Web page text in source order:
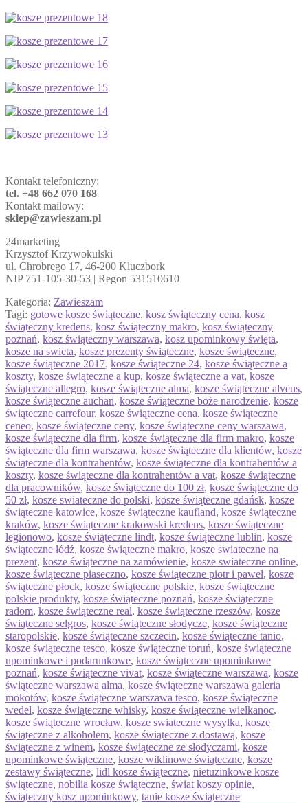
Kontakt telefoniczny:
tel. +48 662 070 168
Kontakt mailowy:
sklep@zawieszam.pl
24marketing
Krzysztof Krzywokulski
ul. Chrobrego 17, 46-200 Kluczbork
NIP 751-105-30-53 | Regon 531510610
Kategoria: Zawieszam
Tagi: gotowe kosze świąteczne, kosz świąteczny cena, kosz
świąteczny kredens, kosz świąteczny makro, kosz świąteczny
poznań, kosz świąteczny warszawa, kosz upominkowy święta,
kosze na swieta, kosze prezenty świąteczne, kosze świąteczne,
kosze świąteczne 2017, kosze świąteczne 24, kosze świąteczne a
koszty, kosze świąteczne a kup, kosze świąteczne a vat, kosze
świąteczne allegro, kosze świąteczne alma, kosze świąteczne alveus,
kosze świąteczne auchan, kosze świąteczne boże narodzenie, kosze
świąteczne carrefour, kosze świąteczne cena, kosze świąteczne
ceneo, kosze świąteczne ceny, kosze świąteczne ceny warszawa,
kosze świąteczne dla firm, kosze świąteczne dla firm makro, kosze
świąteczne dla firm warszawa, kosze świąteczne dla klientów, kosze
świąteczne dla kontrahentów, kosze świąteczne dla kontrahentów a
koszty, kosze świąteczne dla kontrahentów a vat, kosze świąteczne
dla pracowników, kosze świąteczne do 100 zł, kosze świąteczne do
50 zł, kosze swiateczne do polski, kosze świąteczne gdańsk, kosze
świąteczne katowice, kosze świąteczne kaufland, kosze świąteczne
kraków, kosze świąteczne krakowski kredens, kosze świąteczne
legionowo, kosze świąteczne lindt, kosze świąteczne lublin, kosze
świąteczne łódź, kosze świąteczne makro, kosze swiateczne na
prezent, kosze świąteczne na zamówienie, kosze swiateczne online,
kosze świąteczne piaseczno, kosze świąteczne piotr i paweł, kosze
świąteczne płock, kosze świąteczne polskie, kosze świąteczne
polskie produkty, kosze świąteczne poznań, kosze świąteczne
radom, kosze świąteczne real, kosze świąteczne rzeszów, kosze
świąteczne selgros, kosze świąteczne słodycze, kosze świąteczne
staropolskie, kosze świąteczne szczecin, kosze świąteczne tanio,
kosze świąteczne tesco, kosze świąteczne toruń, kosze świąteczne
upominkowe i podarunkowe, kosze świąteczne upominkowe
poznań, kosze świąteczne vivat, kosze świąteczne warszawa, kosze
świąteczne warszawa alma, kosze świąteczne warszawa galeria
mokotów, kosze świąteczne warszawa tesco, kosze świąteczne
wedel, kosze świąteczne whisky, kosze świąteczne wielkanoc,
kosze świąteczne wrocław, kosze swiateczne wysylka, kosze
świąteczne z alkoholem, kosze świąteczne z dostawą, kosze
świąteczne z winem, kosze świąteczne ze słodyczami, kosze
upominkowe świąteczne, kosze wiklinowe świąteczne, kosze
zestawy świąteczne, lidl kosze świąteczne, nietuzinkowe kosze
świąteczne, nobilia kosze świąteczne, świat koszy opinie,
świąteczny kosz upominkowy, tanie kosze świąteczne